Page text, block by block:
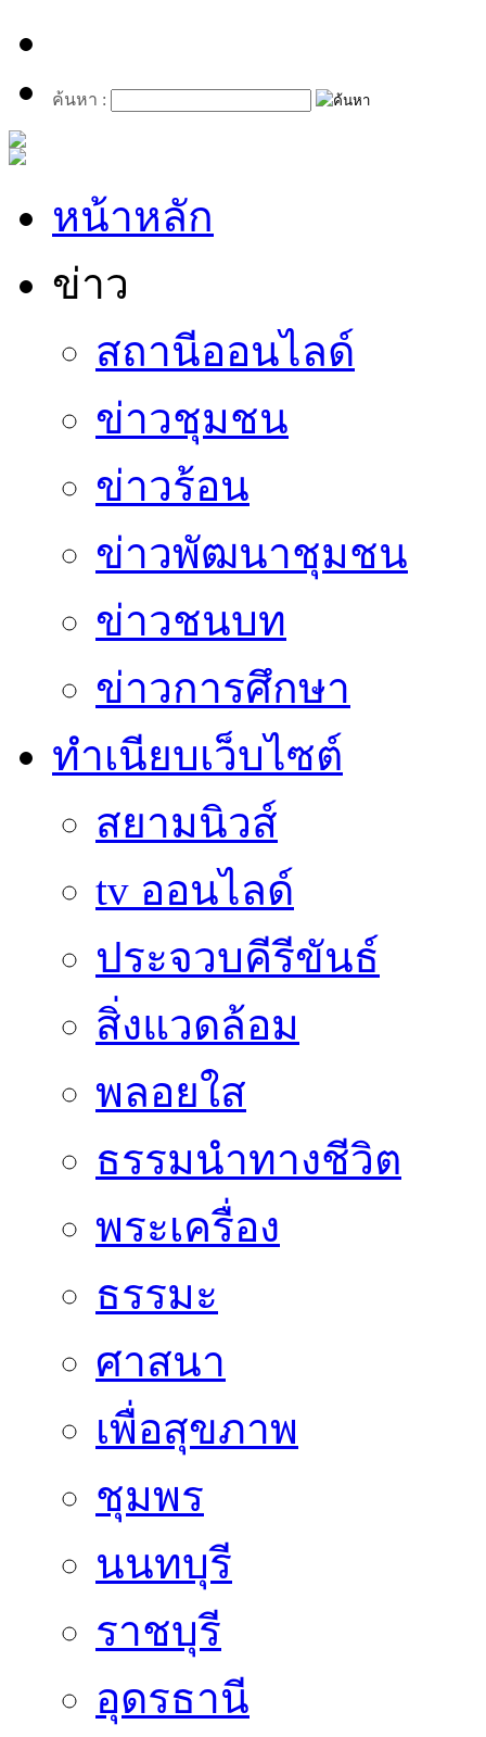
ค้นหา :
หน้าหลัก
ข่าว
สถานีออนไลด์
ข่าวชุมชน
ข่าวร้อน
ข่าวพัฒนาชุมชน
ข่าวชนบท
ข่าวการศึกษา
ทำเนียบเว็บไซต์
สยามนิวส์
tv ออนไลด์
ประจวบคีรีขันธ์
สิ่งแวดล้อม
พลอยใส
ธรรมนำทางชีวิต
พระเครื่อง
ธรรมะ
ศาสนา
เพื่อสุขภาพ
ชุมพร
นนทบุรี
ราชบุรี
อุดรธานี